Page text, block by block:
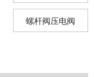
螺杆阀压电阀